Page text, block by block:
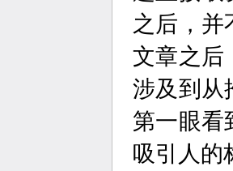
之后，并
文章之后
涉及到从
第一眼看
吸引人的